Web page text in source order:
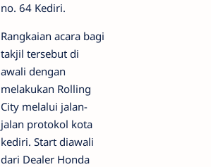
no. 64 Kediri.
Rangkaian acara bagi
takjil tersebut di
awali dengan
melakukan Rolling
City melalui jalan-
jalan protokol kota
kediri. Start diawali
dari Dealer Honda